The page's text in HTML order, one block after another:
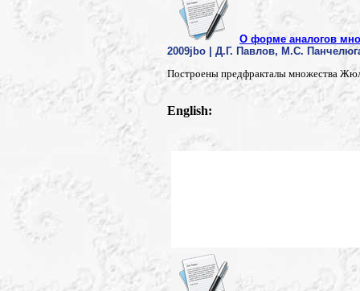
О форме аналогов
2009jbo | Д.Г. Павлов, М.С.
Построены предфракталы множества
English: